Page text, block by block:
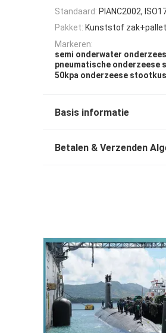
Standaard: PIANC2002,
Pakket: Kunststof zak+pallet
Markeren:
semi onderwater
pneumatische onderzeese
50kpa onderzeese
Basis informatie
Betalen & Verzenden